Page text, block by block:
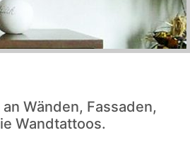
Wänden, Fassaden,
Wandtattoos.